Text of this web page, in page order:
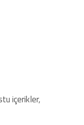
içerikler,